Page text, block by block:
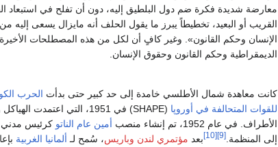
معارضة شديدة فكرة ضم دول البلطيق إليه، دون أن تفلح في استبعاد
القريب أو البعيد، تخطيطاً يبرز ما يقول الحلف أنه مايزال يسعى
الإنسان وحكم القانون». وغير كافٍ أن لكل من هذه المصطلحات الأخيرة
الديمقراطية وحكم القانون وحقوق الإنسان.
كانت معاهدة شمال الأطلسي خامدة إلى حد كبير حتى بدأت الحرب
للقوات المتحالفة في أوروپا (SHAPE) في 1951، التي اعتمدت الهياكل والخطط العسكرية للاتحاد الغربي،
الأطراف. في عام 1952، تم إنشاء منصب
أمين عام الناتو كرئيس مدني
إلى المنظمة. [9]
[10] بعد مؤتمري لندن وباريس، سُمح لـ ألمانيا الغربية